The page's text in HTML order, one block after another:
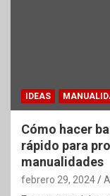
IDEAS
Cómo hacer
rápido para
manualidades
febrero 29, 2024